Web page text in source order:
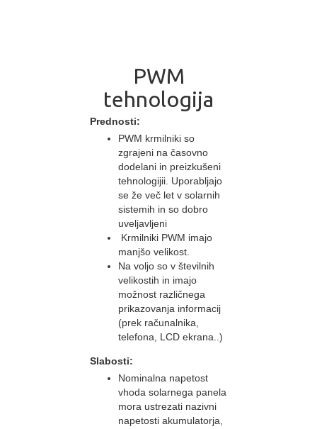
PWM
tehnologija
Prednosti:
PWM krmilniki so
zgrajeni na časovno
dodelani in preizkušeni
tehnologijii. Uporabljajo
se že več let v solarnih
sistemih in so dobro
uveljavljeni
Krmilniki PWM imajo
manjšo velikost.
Na voljo so v številnih
velikostih in imajo
možnost različnega
prikazovanja informacij
(prek računalnika,
telefona, LCD ekrana..)
Slabosti:
Nominalna napetost
vhoda solarnega panela
mora ustrezati nazivni
napetosti akumulatorja,